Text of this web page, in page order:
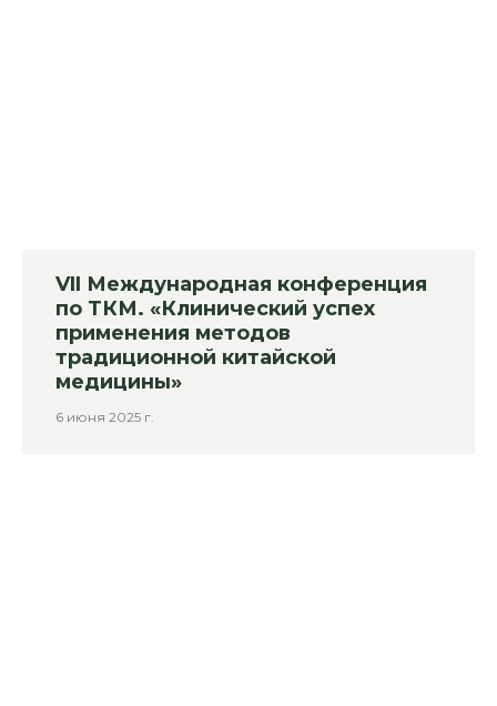
VII Международная конференция
по ТКМ. «Клинический успех
применения методов
традиционной китайской
медицины»
6 июня 2025 г.